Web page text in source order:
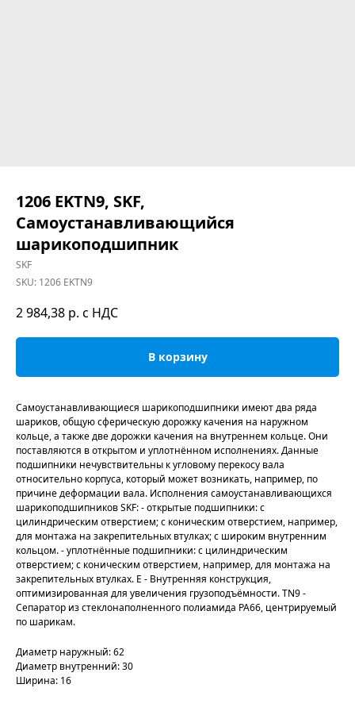
1206 EKTN9, SKF,
Самоустанавливающийся
шарикоподшипник
SKF
SKU: 1206 EKTN9
2 984,38 р. с НДС
В корзину
Самоустанавливающиеся шарикоподшипники имеют два ряда
шариков, общую сферическую дорожку качения на наружном
кольце, а также две дорожки качения на внутреннем кольце. Они
поставляются в открытом и уплотнённом исполнениях. Данные
подшипники нечувствительны к угловому перекосу вала
относительно корпуса, который может возникать, например, по
причине деформации вала. Исполнения самоустанавливающихся
шарикоподшипников SKF: - открытые подшипники: с
цилиндрическим отверстием; с коническим отверстием, например,
для монтажа на закрепительных втулках; с широким внутренним
кольцом. - уплотнённые подшипники: с цилиндрическим
отверстием; с коническим отверстием, например, для монтажа на
закрепительных втулках. E - Внутренняя конструкция,
оптимизированная для увеличения грузоподъёмности. TN9 -
Сепаратор из стеклонаполненного полиамида PA66, центрируемый
по шарикам.
Диаметр наружный: 62
Диаметр внутренний: 30
Ширина: 16